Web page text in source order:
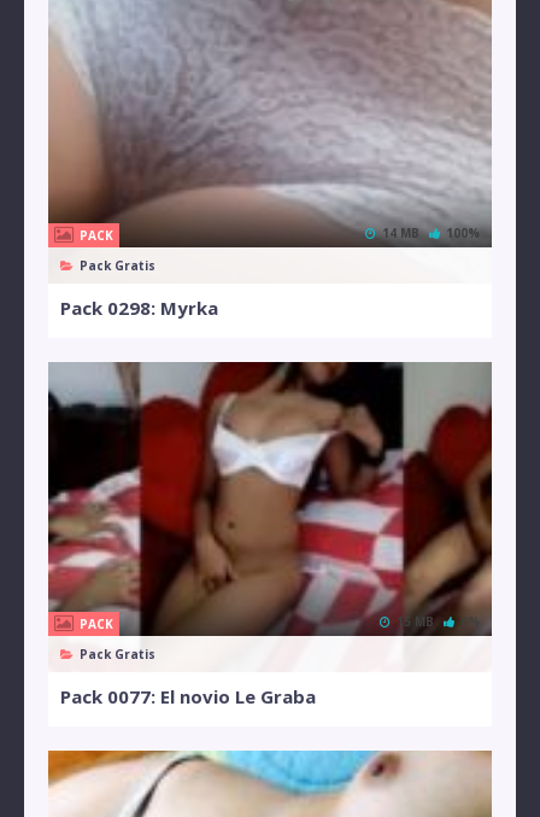
PACK
Pack Gratis
14 MB 100%
Pack 0298: Myrka
PACK
Pack Gratis
15 MB 0%
Pack 0077: El novio Le Graba